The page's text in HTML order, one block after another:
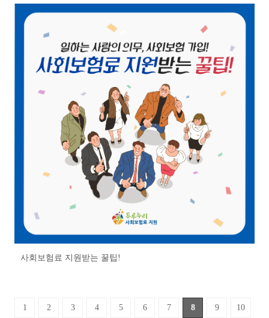
사회보험료 지원받는 꿀팁!
1 2 3 4 5 6 7 8 9 10